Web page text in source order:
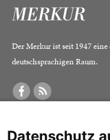
Der Merkur ist seit 1947
deutschsprachigen Raum.
Was ist der Merkur? Alle
Datenschutz